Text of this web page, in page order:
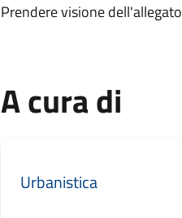
Prendere visione dell'allegato
A cura di
Urbanistica